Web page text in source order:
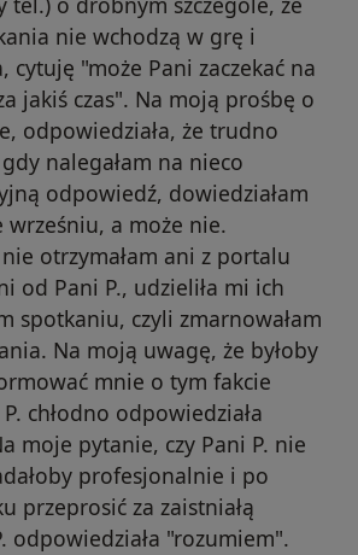
nie wchodzą w grę i
cytuję "może Pani zaczekać na
jakiś czas". Na moją prośbę o
odpowiedziała, że trudno
nalegałam na nieco
odpowiedź, dowiedziałam
wrześniu, a może nie.
otrzymałam ani z portalu
od Pani P., udzieliła mi ich
spotkaniu, czyli zmarnowałam
Na moją uwagę, że byłoby
mnie o tym fakcie
chłodno odpowiedziała
moje pytanie, czy Pani P. nie
profesjonalnie i po
przeprosić za zaistniałą
odpowiedziała "rozumiem".